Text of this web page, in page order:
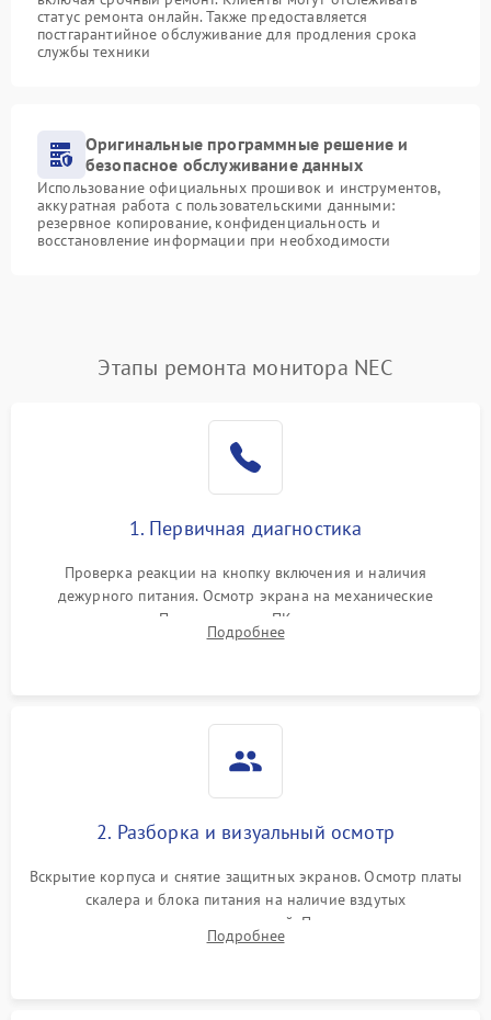
статус ремонта онлайн. Также предоставляется
постгарантийное обслуживание для продления срока
службы техники
Оригинальные программные решение и
безопасное обслуживание данных
Использование официальных прошивок и инструментов,
аккуратная работа с пользовательскими данными:
резервное копирование, конфиденциальность и
восстановление информации при необходимости
Этапы ремонта монитора NEC
1. Первичная диагностика
Проверка реакции на кнопку включения и наличия
дежурного питания. Осмотр экрана на механические
повреждения. Подключение к ПК для оценки вывода
изображения, работы подсветки и выявления артефактов на
Подробнее
2. Разборка и визуальный осмотр
Вскрытие корпуса и снятие защитных экранов. Осмотр платы
скалера и блока питания на наличие вздутых
конденсаторов, прогаров, окислений. Проверка надежности
контактов и целостности шлейфов матрицы.
Подробнее